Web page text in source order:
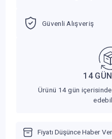
Güvenli Alışveriş
14
Ürünü 14 gün
Fiyatı Düşünce Haber Ver